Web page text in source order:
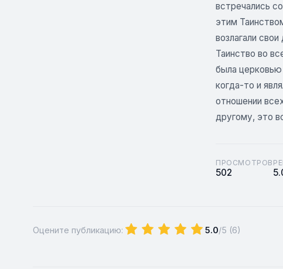
встречались
этим
возлагали
Таинство во
была церковью
когда-то и
отношении
другому, это
ПРОСМОТРОВ
502
Оцените публикацию: 5.0/5 (6)